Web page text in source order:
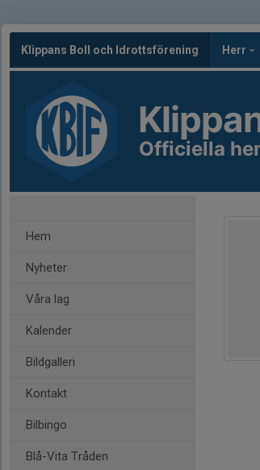
Klippans Boll och Idrottsförening Herr
Officiella
Hem
Nyheter
Våra lag
Kalender
Bildgalleri
Kontakt
Bilbingo
Blå-Vita Tråden